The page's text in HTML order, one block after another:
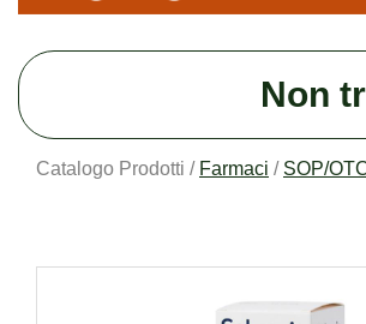
Non
Catalogo Prodotti / Farmaci / SOP/